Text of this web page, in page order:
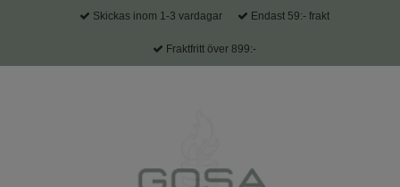
Skickas inom 1-3 vardagar Endast 59:- frakt
Fraktfritt över 899:-